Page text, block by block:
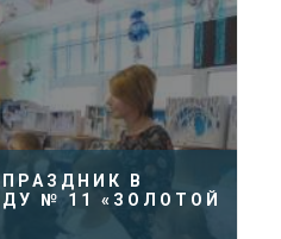
В
№ 11 «ЗОЛОТОЙ